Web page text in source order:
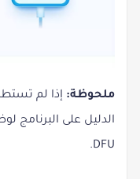
ملحوظة: إذا لم
الدليل على
DFU.